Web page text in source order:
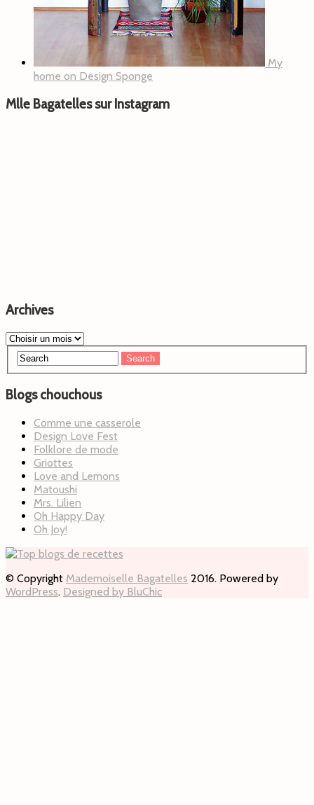
My
home on Design Sponge
Mlle Bagatelles sur Instagram
Archives
Blogs chouchous
Comme une casserole
Design Love Fest
Folklore de mode
Griottes
Love and Lemons
Matoushi
Mrs. Lilien
Oh Happy Day
Oh Joy!
© Copyright Mademoiselle Bagatelles 2016. Powered by
WordPress. Designed by BluChic